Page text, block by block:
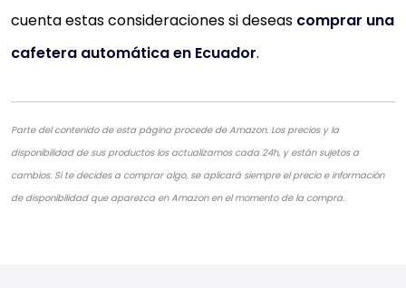
cuenta estas consideraciones si deseas comprar una
cafetera automática en Ecuador.
Parte del contenido de esta página procede de Amazon. Los precios y la
disponibilidad de sus productos los actualizamos cada 24h, y están sujetos a
cambios. Si te decides a comprar algo, se aplicará siempre el precio e información
de disponibilidad que aparezca en Amazon en el momento de la compra.